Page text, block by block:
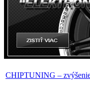
CHIPTUNING –